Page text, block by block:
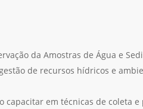
da Amostras de Água e
de recursos hídricos e
em técnicas de coleta